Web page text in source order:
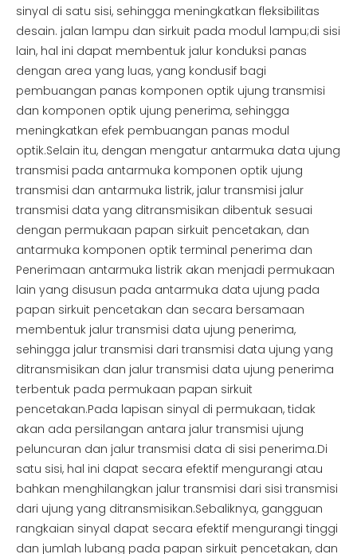
sinyal di satu sisi, sehingga meningkatkan fleksibilitas
desain. jalan lampu dan sirkuit pada modul lampu;di sisi
lain, hal ini dapat membentuk jalur konduksi panas
dengan area yang luas, yang kondusif bagi
pembuangan panas komponen optik ujung transmisi
dan komponen optik ujung penerima, sehingga
meningkatkan efek pembuangan panas modul
optik.Selain itu, dengan mengatur antarmuka data ujung
transmisi pada antarmuka komponen optik ujung
transmisi dan antarmuka listrik, jalur transmisi jalur
transmisi data yang ditransmisikan dibentuk sesuai
dengan permukaan papan sirkuit pencetakan, dan
antarmuka komponen optik terminal penerima dan
Penerimaan antarmuka listrik akan menjadi permukaan
lain yang disusun pada antarmuka data ujung pada
papan sirkuit pencetakan dan secara bersamaan
membentuk jalur transmisi data ujung penerima,
sehingga jalur transmisi dari transmisi data ujung yang
ditransmisikan dan jalur transmisi data ujung penerima
terbentuk pada permukaan papan sirkuit
pencetakan.Pada lapisan sinyal di permukaan, tidak
akan ada persilangan antara jalur transmisi ujung
peluncuran dan jalur transmisi data di sisi penerima.Di
satu sisi, hal ini dapat secara efektif mengurangi atau
bahkan menghilangkan jalur transmisi dari sisi transmisi
dari ujung yang ditransmisikan.Sebaliknya, gangguan
rangkaian sinyal dapat secara efektif mengurangi tinggi
dan jumlah lubang pada papan sirkuit pencetakan, dan